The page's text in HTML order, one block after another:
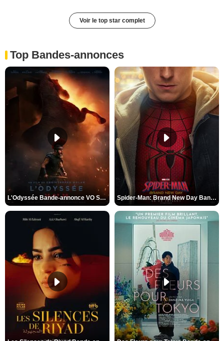
Voir le top star complet
Top Bandes-annonces
L'Odyssée Bande-annonce VO STFR Spider-Man: Brand New Day Bande-annonce VO STFR